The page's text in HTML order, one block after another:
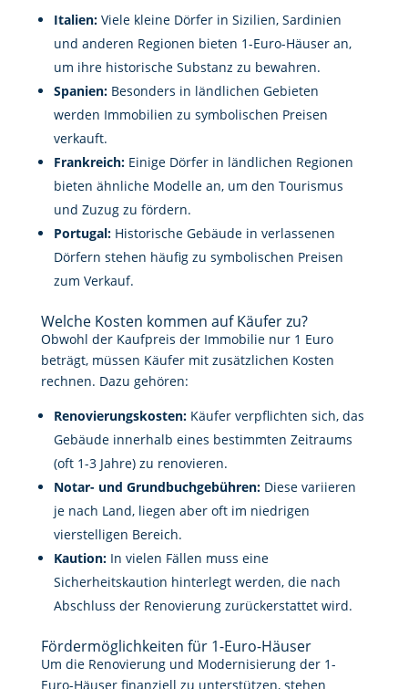
Italien:Viele kleine Dörfer in Sizilien, Sardinien
und anderen Regionen bieten 1-Euro-Häuser an,
um ihre historische Substanz zu bewahren.
Spanien:Besonders in ländlichen Gebieten
werden Immobilien zu symbolischen Preisen
verkauft.
Frankreich:Einige Dörfer in ländlichen Regionen
bieten ähnliche Modelle an, um den Tourismus
und Zuzug zu fördern.
Portugal:Historische Gebäude in verlassenen
Dörfern stehen häufig zu symbolischen Preisen
zum Verkauf.
Welche Kosten kommen auf Käufer zu?
Obwohl der Kaufpreis der Immobilie nur 1 Euro
beträgt, müssen Käufer mit zusätzlichen Kosten
rechnen. Dazu gehören:
Renovierungskosten:Käufer verpflichten sich, das
Gebäude innerhalb eines bestimmten Zeitraums
(oft 1-3 Jahre) zu renovieren.
Notar- und Grundbuchgebühren:Diese variieren
je nach Land, liegen aber oft im niedrigen
vierstelligen Bereich.
Kaution:In vielen Fällen muss eine
Sicherheitskaution hinterlegt werden, die nach
Abschluss der Renovierung zurückerstattet wird.
Fördermöglichkeiten für 1-Euro-Häuser
Um die Renovierung und Modernisierung der 1-
Euro-Häuser finanziell zu unterstützen, stehen